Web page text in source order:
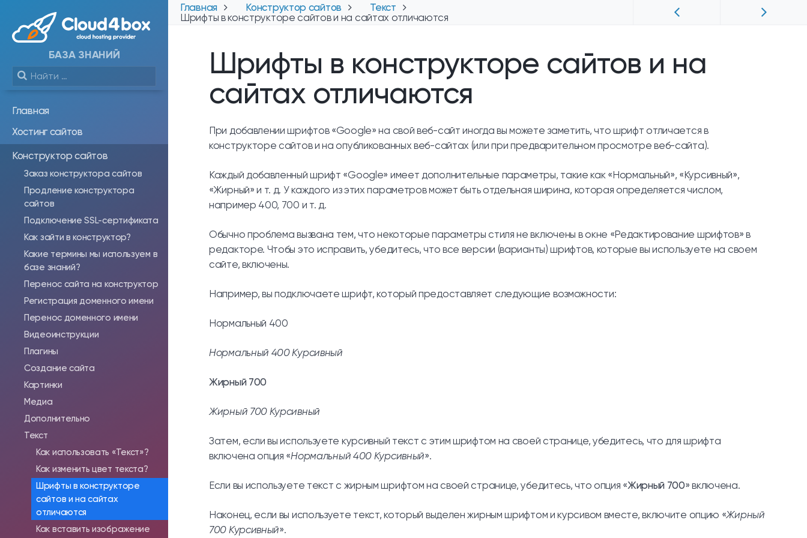
БАЗА ЗНАНИЙ
Главная
Хостинг сайтов
Конструктор сайтов
Заказ конструктора сайтов
Продление конструктора
сайтов
Подключение SSL-сертификата
Как зайти в конструктор?
Какие термины мы используем в
базе знаний?
Перенос сайта на конструктор
Регистрация доменного имени
Перенос доменного имени
Видеоинструкции
Плагины
Создание сайта
Картинки
Медиа
Дополнительно
Текст
Как использовать «Текст»?
Как изменить цвет текста?
Шрифты в конструкторе
сайтов и на сайтах
отличаются
Как вставить изображение
Главная Конструктор сайтов
Текст
Шрифты в конструкторе сайтов и на сайтах отличаются
Шрифты в конструкторе сайтов и на
сайтах отличаются
При добавлении шрифтов «Google» на свой веб-сайт иногда вы можете заметить, что шрифт отличается в
конструкторе сайтов и на опубликованных веб-сайтах (или при предварительном просмотре веб-сайта).
Каждый добавленный шрифт «Google» имеет дополнительные параметры, такие как «Нормальный», «Курсивный»,
«Жирный» и т. д. У каждого из этих параметров может быть отдельная ширина, которая определяется числом,
например 400, 700 и т. д.
Обычно проблема вызвана тем, что некоторые параметры стиля не включены в окне «Редактирование шрифтов» в
редакторе. Чтобы это исправить, убедитесь, что все версии (варианты) шрифтов, которые вы используете на своем
сайте, включены.
Например, вы подключаете шрифт, который предоставляет следующие возможности:
Нормальный 400
Нормальный 400 Курсивный
Жирный 700
Жирный 700 Курсивный
Затем, если вы используете курсивный текст с этим шрифтом на своей странице, убедитесь, что для шрифта
включена опция «Нормальный 400 Курсивный».
Если вы используете текст с жирным шрифтом на своей странице, убедитесь, что опция «Жирный 700» включена.
Наконец, если вы используете текст, который выделен жирным шрифтом и курсивом вместе, включите опцию «Жирный
700 Курсивный».